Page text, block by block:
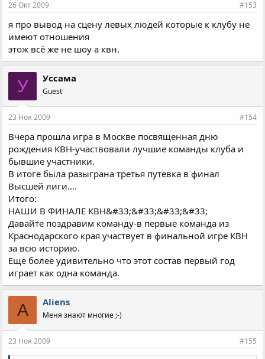
26 Окт 2009 #153
я про вывод на сцену левых людей которые к клубу не
имеют отношения
этож всё же не шоу а квн.
У Уссама
Guest
23 Ноя 2009 #154
Вчера прошла игра в Москве посвященная дню
рождения КВН-участвовали лучшие команды клуба и
бывшие участники.
В итоге была разыграна третья путевка в финал
Высшей лиги....
Итого:
НАШИ В ФИНАЛЕ КВН&#33;&#33;&#33;&#33;
Давайте поздравим команду-в первые команда из
Краснодарского края участвует в финальной игре КВН
за всю историю.
Еще более удивительно что этот состав первый год
играет как одна команда.
A Aliens
Меня знают многие ;-)
23 Ноя 2009 #155